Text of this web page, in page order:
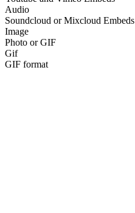
Audio
Soundcloud or Mixcloud Embeds
Image
Photo or GIF
Gif
GIF format